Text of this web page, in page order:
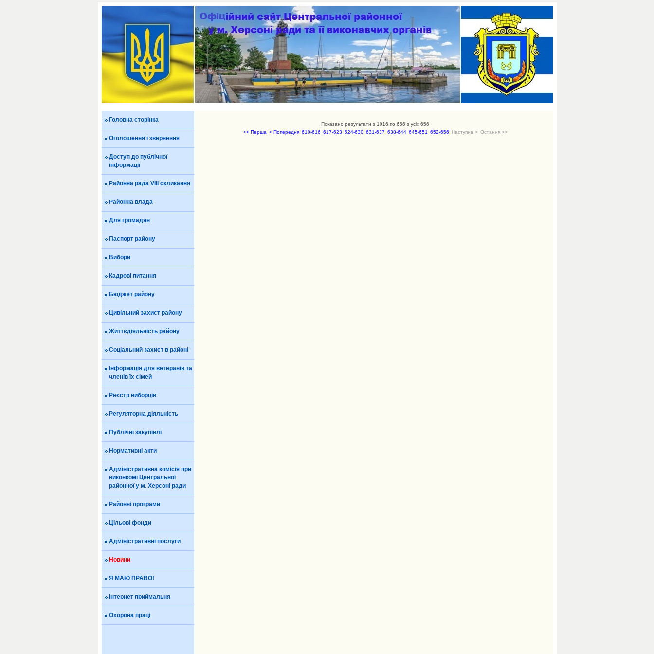
Головна сторінка
Оголошення і звернення
Доступ до публічної
інформації
Районна рада VIII скликання
Районна влада
Для громадян
Паспорт району
Вибори
Кадрові питання
Бюджет району
Цивільний захист району
Життєдіяльність району
Соціальний захист в районі
Інформація для ветеранів та
членів їх сімей
Реєстр виборців
Регуляторна діяльність
Публічні закупівлі
Нормативні акти
Адміністративна комісія при
виконкомі Центральної
районної у м. Херсоні ради
Районні програми
Цільові фонди
Адміністративні послуги
Новини
Я МАЮ ПРАВО!
Інтернет приймальня
Охорона праці
Показано результати з 1016 по 656 з усіх 656
<< Перша < Попередня 610-616 617-623 624-630 631-637 638-644 645-651 652-656 Наступна > Остання >>